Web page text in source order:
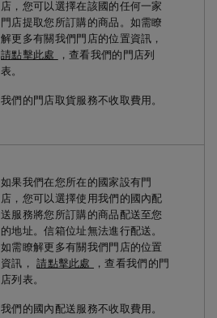
店，您可以選擇在該國的任何一家
門店提取您所訂購的商品。如需瞭
解更多有關我們門店的位置資訊，
請點擊此處
，查看我們的門店列
表。
我們的門店取貨服務不收取費用。
如果我們在您所在的國家設有門
店，您可以選擇使用我們的國內配
送服務將您所訂購的商品配送至您
的地址。信箱位址無法進行配送。
如需瞭解更多有關我們門店的位置
資訊，請點擊此處
，查看我們的門
店列表。
我們的國內配送服務不收取費用。